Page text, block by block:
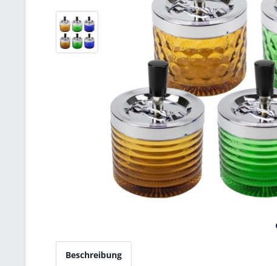
Beschreibung